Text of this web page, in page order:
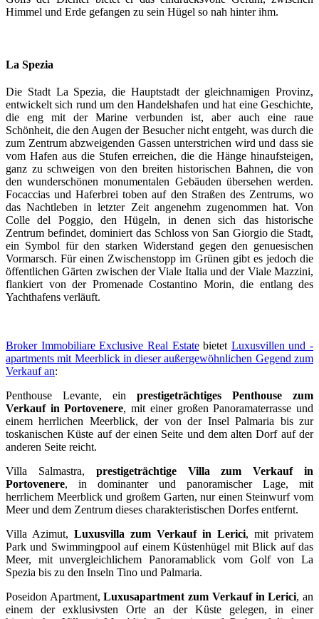
Himmel und Erde gefangen zu sein Hügel so nah hinter ihm.
La Spezia
Die Stadt La Spezia, die Hauptstadt der gleichnamigen Provinz,
entwickelt sich rund um den Handelshafen und hat eine Geschichte,
die eng mit der Marine verbunden ist, aber auch eine raue
Schönheit, die den Augen der Besucher nicht entgeht, was durch die
zum Zentrum abzweigenden Gassen unterstrichen wird und dass sie
vom Hafen aus die Stufen erreichen, die die Hänge hinaufsteigen,
ganz zu schweigen von den breiten historischen Bahnen, die von
den wunderschönen monumentalen Gebäuden übersehen werden.
Focaccias und Haferbrei toben auf den Straßen des Zentrums, wo
das Nachtleben in letzter Zeit angenehm zugenommen hat. Von
Colle del Poggio, den Hügeln, in denen sich das historische
Zentrum befindet, dominiert das Schloss von San Giorgio die Stadt,
ein Symbol für den starken Widerstand gegen den genuesischen
Vormarsch. Für einen Zwischenstopp im Grünen gibt es jedoch die
öffentlichen Gärten zwischen der Viale Italia und der Viale Mazzini,
flankiert von der Promenade Costantino Morin, die entlang des
Yachthafens verläuft.
Broker Immobiliare Exclusive Real Estatebietet Luxusvillen und -
apartments mit Meerblick in dieser außergewöhnlichen Gegend zum
Verkauf an:
Penthouse Levante, ein prestigeträchtiges Penthouse zum
Verkauf in Portovenere, mit einer großen Panoramaterrasse und
einem herrlichen Meerblick, der von der Insel Palmaria bis zur
toskanischen Küste auf der einen Seite und dem alten Dorf auf der
anderen Seite reicht.
Villa Salmastra, prestigeträchtige Villa zum Verkauf in
Portovenere, in dominanter und panoramischer Lage, mit
herrlichem Meerblick und großem Garten, nur einen Steinwurf vom
Meer und dem Zentrum dieses charakteristischen Dorfes entfernt.
Villa Azimut, Luxusvilla zum Verkauf in Lerici, mit privatem
Park und Swimmingpool auf einem Küstenhügel mit Blick auf das
Meer, mit unvergleichlichem Panoramablick vom Golf von La
Spezia bis zu den Inseln Tino und Palmaria.
Poseidon Apartment,Luxusapartment zum Verkauf in Lerici, an
einem der exklusivsten Orte an der Küste gelegen, in einer